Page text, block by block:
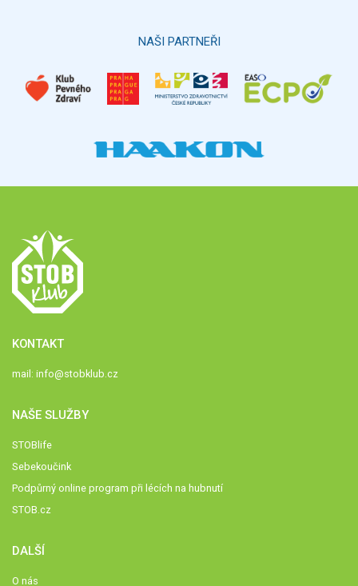
NAŠI PARTNEŘI
KONTAKT
mail: info@stobklub.cz
NAŠE SLUŽBY
STOBlife
Sebekoučink
Podpůrný online program při lécích na hubnutí
STOB.cz
DALŠÍ
O nás